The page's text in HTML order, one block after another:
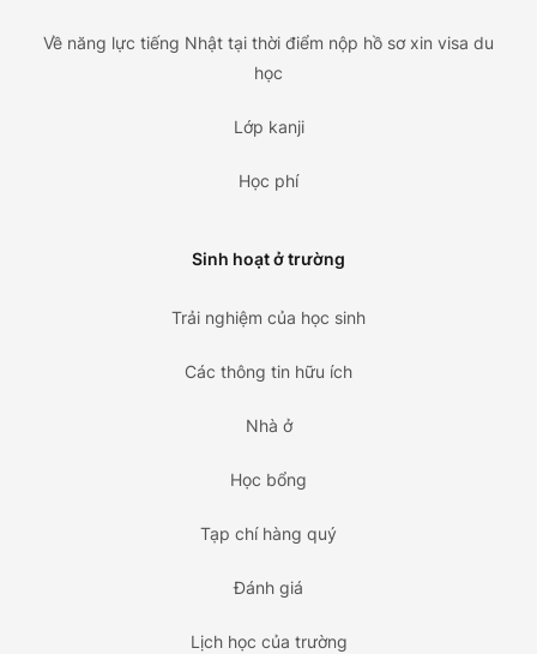
Về năng lực tiếng Nhật tại thời điểm nộp hồ sơ xin visa du
học
Lớp kanji
Học phí
Sinh hoạt ở trường
Trải nghiệm của học sinh
Các thông tin hữu ích
Nhà ở
Học bổng
Tạp chí hàng quý
Đánh giá
Lịch học của trường